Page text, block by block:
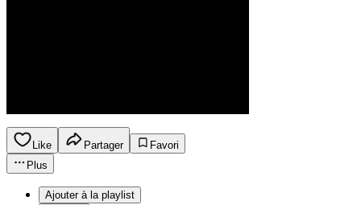
Like Partager
Favori
Plus
Ajouter à la playlist